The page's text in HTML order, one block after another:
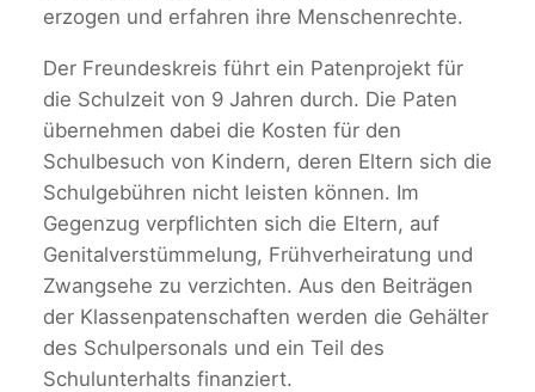
erzogen und erfahren ihre Menschenrechte.
Der Freundeskreis führt ein Patenprojekt für
die Schulzeit von 9 Jahren durch. Die Paten
übernehmen dabei die Kosten für den
Schulbesuch von Kindern, deren Eltern sich die
Schulgebühren nicht leisten können. Im
Gegenzug verpflichten sich die Eltern, auf
Genitalverstümmelung, Frühverheiratung und
Zwangsehe zu verzichten. Aus den Beiträgen
der Klassenpatenschaften werden die Gehälter
des Schulpersonals und ein Teil des
Schulunterhalts finanziert.